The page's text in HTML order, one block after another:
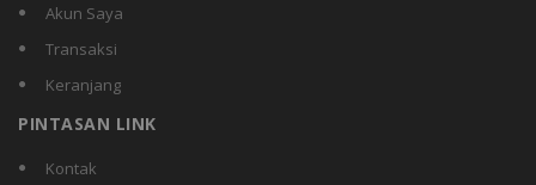
Akun Saya
Transaksi
Keranjang
PINTASAN LINK
Kontak